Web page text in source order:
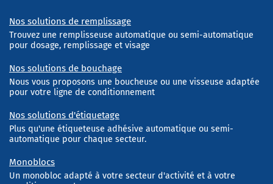
Nos solutions de remplissage
Trouvez une remplisseuse automatique ou semi-automatique
pour dosage, remplissage et visage
Nos solutions de bouchage
Nous vous proposons une boucheuse ou une visseuse adaptée
pour votre ligne de conditionnement
Nos solutions d'étiquetage
Plus qu'une étiqueteuse adhésive automatique ou semi-
automatique pour chaque secteur.
Monoblocs
Un monobloc adapté à votre secteur d'activité et à votre